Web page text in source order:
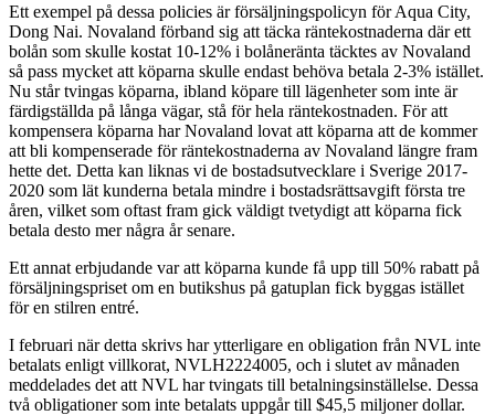
Ett exempel på dessa policies är försäljningspolicyn för Aqua City,
Dong Nai. Novaland förband sig att täcka räntekostnaderna där ett
bolån som skulle kostat 10-12% i bolåneränta täcktes av Novaland
så pass mycket att köparna skulle endast behöva betala 2-3% istället.
Nu står tvingas köparna, ibland köpare till lägenheter som inte är
färdigställda på långa vägar, stå för hela räntekostnaden. För att
kompensera köparna har Novaland lovat att köparna att de kommer
att bli kompenserade för räntekostnaderna av Novaland längre fram
hette det. Detta kan liknas vi de bostadsutvecklare i Sverige 2017-
2020 som lät kunderna betala mindre i bostadsrättsavgift första tre
åren, vilket som oftast fram gick väldigt tvetydigt att köparna fick
betala desto mer några år senare.
Ett annat erbjudande var att köparna kunde få upp till 50% rabatt på
försäljningspriset om en butikshus på gatuplan fick byggas istället
för en stilren entré.
I februari när detta skrivs har ytterligare en obligation från NVL inte
betalats enligt villkorat, NVLH2224005, och i slutet av månaden
meddelades det att NVL har tvingats till betalningsinställelse. Dessa
två obligationer som inte betalats uppgår till $45,5 miljoner dollar.